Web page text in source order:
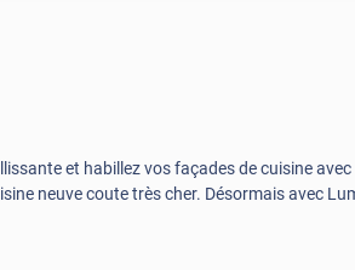
et habillez vos façades de cuisine
neuve coute très cher. Désormais avec